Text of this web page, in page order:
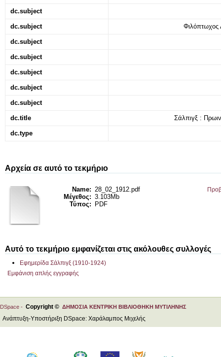
dc.subject
dc.subject Φιλόπτωχος
dc.subject
dc.subject
dc.subject
dc.subject
dc.subject
dc.title Σάλπιγξ :
dc.type
Αρχεία σε αυτό το τεκμήριο
Name: 28_02_1912.pdf
Μέγεθος: 3.103Mb
Τύπος:
PDF
Αυτό το τεκμήριο εμφανίζεται στις ακόλουθες συλλογές
Εφημερίδα Σάλπιγξ (1910-1924)
Εμφάνιση απλής εγγραφής
DSpace - Copyright © ΔΗΜΟΣΙΑ ΚΕΝΤΡΙΚΗ ΒΙΒΛΙΟΘΗΚΗ ΜΥΤΙΛΗΝΗΣ
Ανάπτυξη-Υποστήριξη DSpace: Χαράλαμπος Μιχελής